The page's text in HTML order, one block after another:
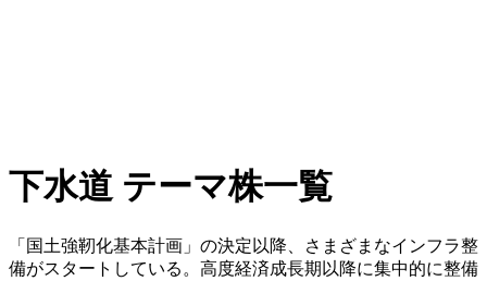
下水道 テーマ株一覧
「国土強靭化基本計画」の決定以降、さまざまなインフラ整
備がスタートしている。高度経済成長期以降に集中的に整備